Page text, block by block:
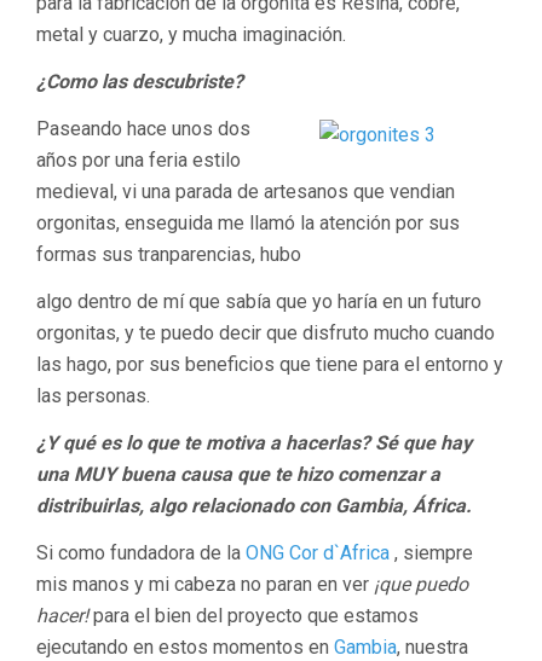
metal y cuarzo, y mucha imaginación.
¿Como las descubriste?
Paseando hace unos dos
años por una feria estilo
medieval, vi una parada de artesanos que vendian
orgonitas, enseguida me llamó la atención por sus
formas sus tranparencias, hubo
algo dentro de mí que sabía que yo haría en un futuro
orgonitas, y te puedo decir que disfruto mucho cuando
las hago, por sus beneficios que tiene para el entorno y
las personas.
¿Y qué es lo que te motiva a hacerlas? Sé que hay
una MUY buena causa que te hizo comenzar a
distribuirlas, algo relacionado con Gambia, África.
Si como fundadora de la ONG Cor d`Africa , siempre
mis manos y mi cabeza no paran en ver ¡que puedo
hacer!para el bien del proyecto que estamos
ejecutando en estos momentos en Gambia, nuestra